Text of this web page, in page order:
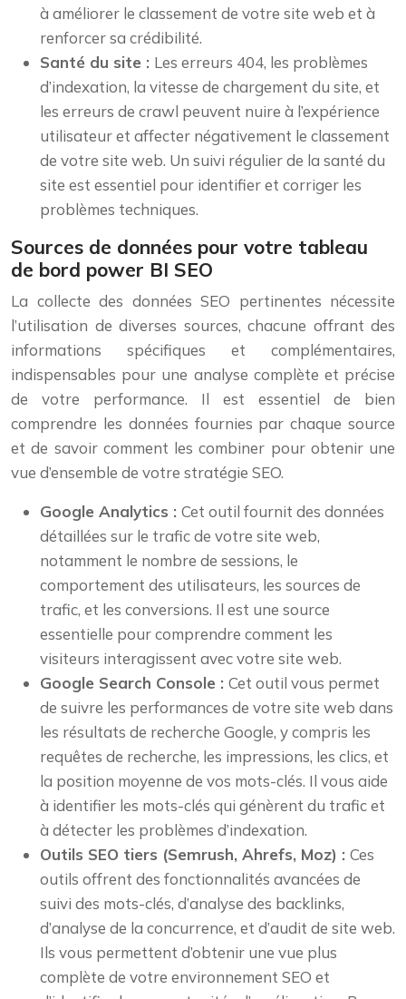
à améliorer le classement de votre site web et à
renforcer sa crédibilité.
Santé du site : Les erreurs 404, les problèmes
d’indexation, la vitesse de chargement du site, et
les erreurs de crawl peuvent nuire à l’expérience
utilisateur et affecter négativement le classement
de votre site web. Un suivi régulier de la santé du
site est essentiel pour identifier et corriger les
problèmes techniques.
Sources de données pour votre tableau
de bord power BI SEO
La collecte des données SEO pertinentes nécessite
l’utilisation de diverses sources, chacune offrant des
informations spécifiques et complémentaires,
indispensables pour une analyse complète et précise
de votre performance. Il est essentiel de bien
comprendre les données fournies par chaque source
et de savoir comment les combiner pour obtenir une
vue d’ensemble de votre stratégie SEO.
Google Analytics : Cet outil fournit des données
détaillées sur le trafic de votre site web,
notamment le nombre de sessions, le
comportement des utilisateurs, les sources de
trafic, et les conversions. Il est une source
essentielle pour comprendre comment les
visiteurs interagissent avec votre site web.
Google Search Console : Cet outil vous permet
de suivre les performances de votre site web dans
les résultats de recherche Google, y compris les
requêtes de recherche, les impressions, les clics, et
la position moyenne de vos mots-clés. Il vous aide
à identifier les mots-clés qui génèrent du trafic et
à détecter les problèmes d’indexation.
Outils SEO tiers (Semrush, Ahrefs, Moz) : Ces
outils offrent des fonctionnalités avancées de
suivi des mots-clés, d’analyse des backlinks,
d’analyse de la concurrence, et d’audit de site web.
Ils vous permettent d’obtenir une vue plus
complète de votre environnement SEO et